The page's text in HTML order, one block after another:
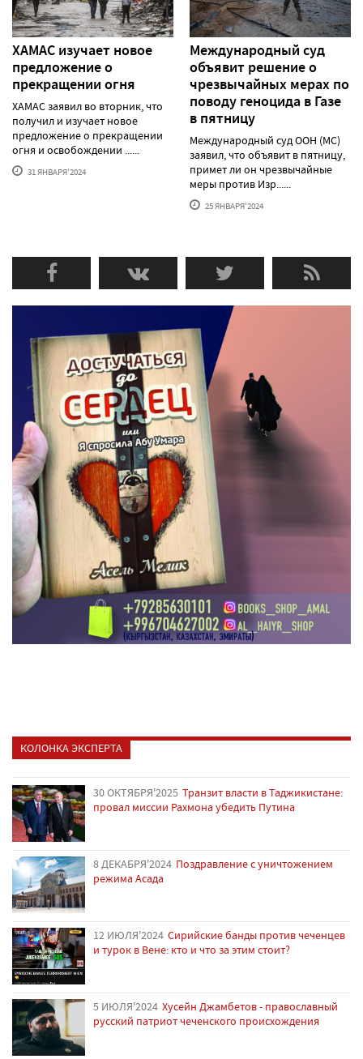
ХАМАС изучает новое
предложение о
прекращении огня
ХАМАС заявил во вторник, что
получил и изучает новое
предложение о прекращении
огня и освобождении ......
31 ЯНВАРЯ'2024
Международный суд
объявит решение о
чрезвычайных мерах по
поводу геноцида в Газе
в пятницу
Международный суд ООН (МС)
заявил, что объявит в пятницу,
примет ли он чрезвычайные
меры против Изр......
25 ЯНВАРЯ'2024
КОЛОНКА ЭКСПЕРТА
30 ОКТЯБРЯ'2025 Транзит власти в Таджикистане:
провал миссии Рахмона убедить Путина
8 ДЕКАБРЯ'2024 Поздравление с уничтожением
режима Асада
12 ИЮЛЯ'2024 Сирийские банды против чеченцев
и турок в Вене: кто и что за этим стоит?
5 ИЮЛЯ'2024 Хусейн Джамбетов - православный
русский патриот чеченского происхождения